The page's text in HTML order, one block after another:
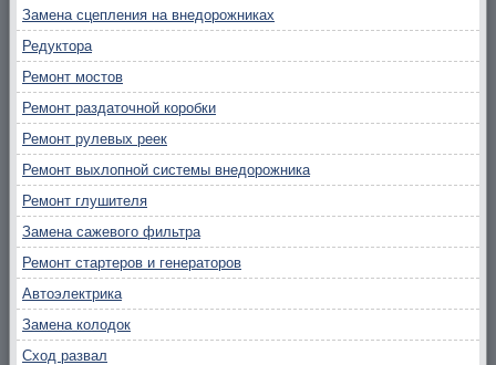
Замена сцепления на внедорожниках
Редуктора
Ремонт мостов
Ремонт раздаточной коробки
Ремонт рулевых реек
Ремонт выхлопной системы внедорожника
Ремонт глушителя
Замена сажевого фильтра
Ремонт стартеров и генераторов
Автоэлектрика
Замена колодок
Сход развал